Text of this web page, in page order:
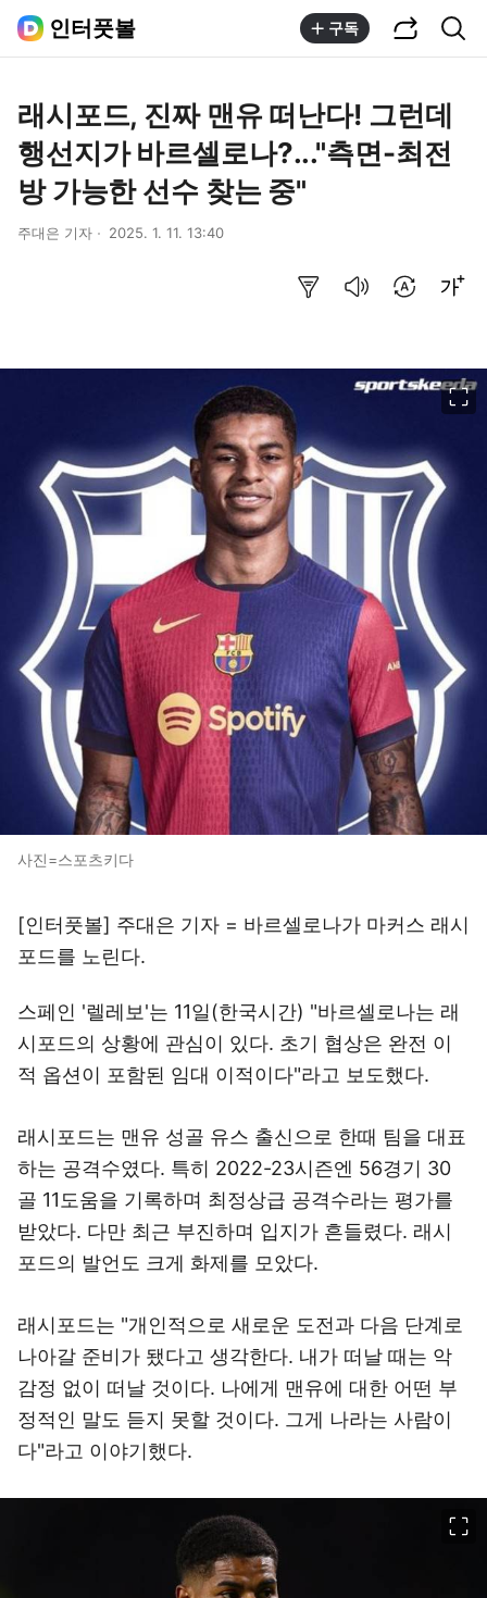
인터풋볼 구독
래시포드, 진짜 맨유 떠난다! 그런데
행선지가 바르셀로나?..."측면-최전
방 가능한 선수 찾는 중"
주대은 기자 2025. 1. 11. 13:40
사진=스포츠키다
[인터풋볼] 주대은 기자 = 바르셀로나가 마커스 래시
포드를 노린다.
스페인 '렐레보'는 11일(한국시간) "바르셀로나는 래
시포드의 상황에 관심이 있다. 초기 협상은 완전 이
적 옵션이 포함된 임대 이적이다"라고 보도했다.
래시포드는 맨유 성골 유스 출신으로 한때 팀을 대표
하는 공격수였다. 특히 2022-23시즌엔 56경기 30
골 11도움을 기록하며 최정상급 공격수라는 평가를
받았다. 다만 최근 부진하며 입지가 흔들렸다. 래시
포드의 발언도 크게 화제를 모았다.
래시포드는 "개인적으로 새로운 도전과 다음 단계로
나아갈 준비가 됐다고 생각한다. 내가 떠날 때는 악
감정 없이 떠날 것이다. 나에게 맨유에 대한 어떤 부
정적인 말도 듣지 못할 것이다. 그게 나라는 사람이
다"라고 이야기했다.